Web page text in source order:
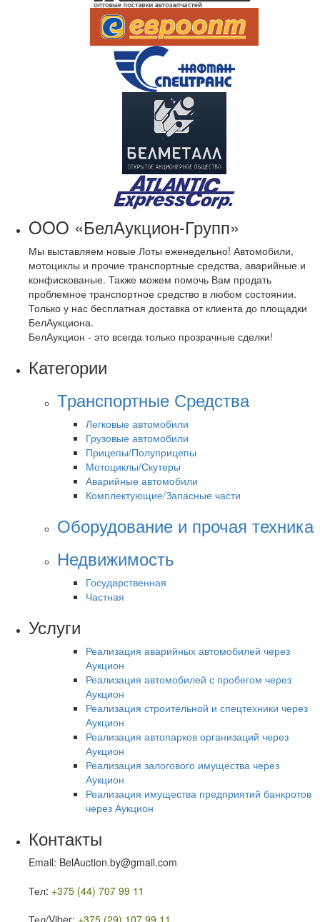
OOO «БелАукцион-Групп»
Мы выставляем новые Лоты еженедельно! Автомобили,
мотоциклы и прочие транспортные средства, аварийные и
конфискованые. Также можем помочь Вам продать
проблемное транспортное средство в любом состоянии.
Только у нас бесплатная доставка от клиента до площадки
БелАукциона.
БелАукцион - это всегда только прозрачные сделки!
Категории
Транспортные Средства
Легковые автомобили
Грузовые автомобили
Прицепы/Полуприцепы
Мотоциклы/Скутеры
Аварийные автомобили
Комплектующие/Запасные части
Оборудование и прочая техника
Недвижимость
Государственная
Частная
Услуги
Реализация аварийных автомобилей через
Аукцион
Реализация автомобилей с пробегом через
Аукцион
Реализация строительной и спецтехники через
Аукцион
Реализация автопарков организаций через
Аукцион
Реализация залогового имущества через
Аукцион
Реализация имущества предприятий банкротов
через Аукцион
Контакты
Email: BelAuction.by@gmail.com
Тел: +375 (44) 707 99 11
Тел/Viber: +375 (29) 107 99 11